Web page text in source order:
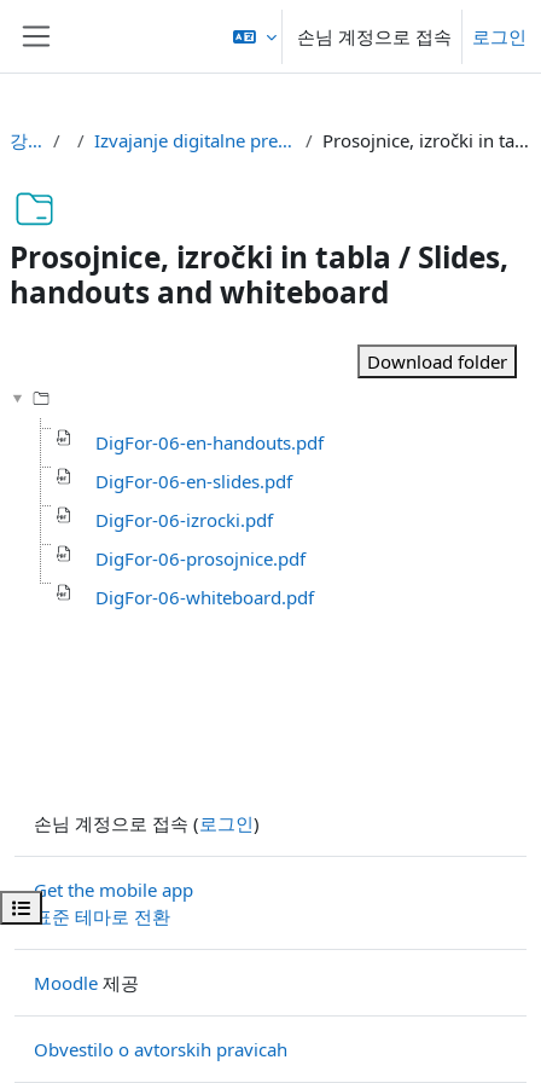
손님 계정으로 접속 로그인
강의 목차 열기
강의 현황 df Izvajanje digitalne preiskave / Running digital investigation Prosojnice, izročki in tabla / Slides, handouts and whiteboard
Prosojnice, izročki in tabla / Slides,
handouts and whiteboard
Download folder
DigFor-06-en-handouts.pdf
DigFor-06-en-slides.pdf
DigFor-06-izrocki.pdf
DigFor-06-prosojnice.pdf
DigFor-06-whiteboard.pdf
손님 계정으로 접속 (로그인)
Get the mobile app
표준 테마로 전환
Moodle 제공
Obvestilo o avtorskih pravicah